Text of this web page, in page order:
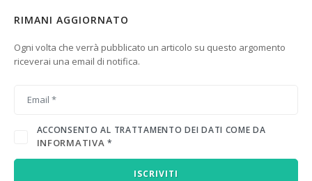
RIMANI AGGIORNATO
Ogni volta che verrà pubblicato un articolo su questo argomento
riceverai una email di notifica.
ACCONSENTO AL TRATTAMENTO DEI DATI COME DA
INFORMATIVA *
ISCRIVITI